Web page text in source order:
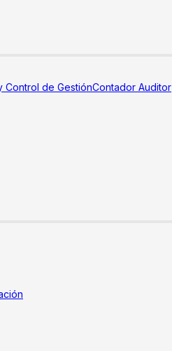
Control de GestiónContador Auditor